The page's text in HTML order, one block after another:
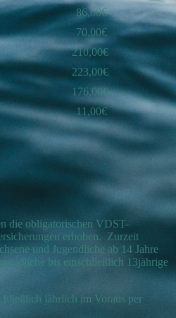
86,00€
70,00€
210,00€
223,00€
176,00€
11,00€
die obligatorischen VDST-
erhoben. Zurzeit
und Jugendliche ab 14 Jahre
bis einschließlich 13jährige
jährlich im Voraus per